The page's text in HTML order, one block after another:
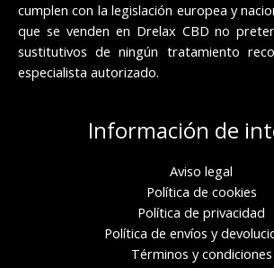
cumplen con la legislación europea y
que se venden en Drelax CBD no
sustitutivos de ningún tratamiento
especialista autorizado.
Información de
Aviso legal
Política de cookies
Política de privacidad
Política de envíos y
Términos y condiciones